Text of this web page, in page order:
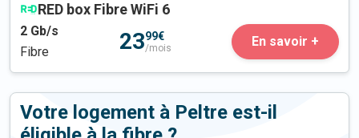
RED box Fibre WiFi 6
2 Gb/s
Fibre
2399€
/mois En savoir +
Votre logement à Peltre est-il